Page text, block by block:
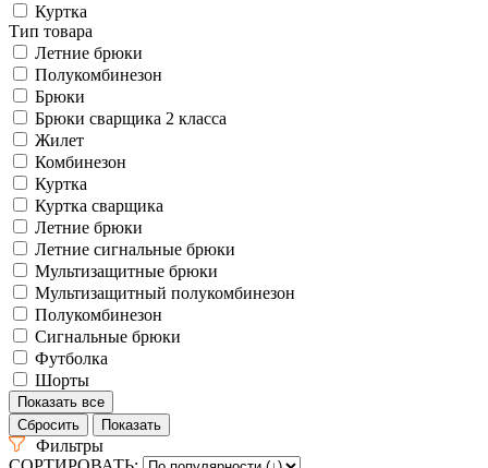
Куртка
Тип товара
Летние брюки
Полукомбинезон
Брюки
Брюки сварщика 2 класса
Жилет
Комбинезон
Куртка
Куртка сварщика
Летние брюки
Летние сигнальные брюки
Мультизащитные брюки
Мультизащитный полукомбинезон
Полукомбинезон
Сигнальные брюки
Футболка
Шорты
Показать все
Фильтры